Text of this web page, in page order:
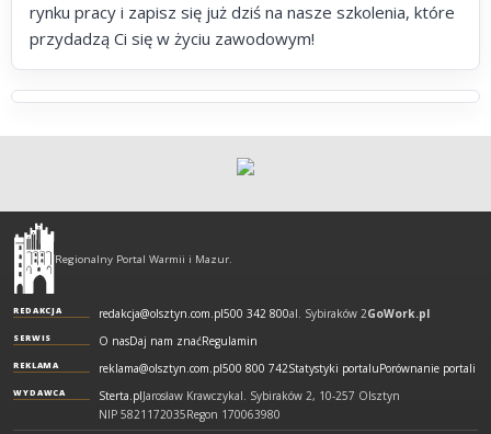
rynku pracy i zapisz się już dziś na nasze szkolenia, które
przydadzą Ci się w życiu zawodowym!
Olsztyn
-
regionalny
portal
Warmii
i
Mazur
Regionalny Portal Warmii i Mazur.
REDAKCJA redakcja@olsztyn.com.pl500 342 800al. Sybiraków 2GoWork.pl
SERWIS O nasDaj nam znaćRegulamin
REKLAMA reklama@olsztyn.com.pl500 800 742Statystyki portaluPorównanie portali
WYDAWCA Sterta.plJarosław Krawczykal. Sybiraków 2, 10-257 Olsztyn
NIP 5821172035Regon 170063980